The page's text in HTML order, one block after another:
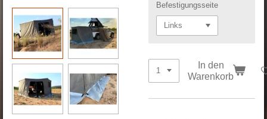
Befestigungsseite
In den
Warenkorb